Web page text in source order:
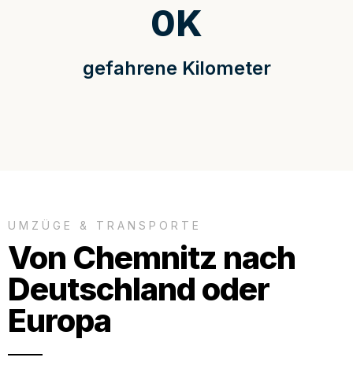
gefahrene Kilometer
0K
UMZÜGE & TRANSPORTE
Von Chemnitz nach
Deutschland oder
Europa